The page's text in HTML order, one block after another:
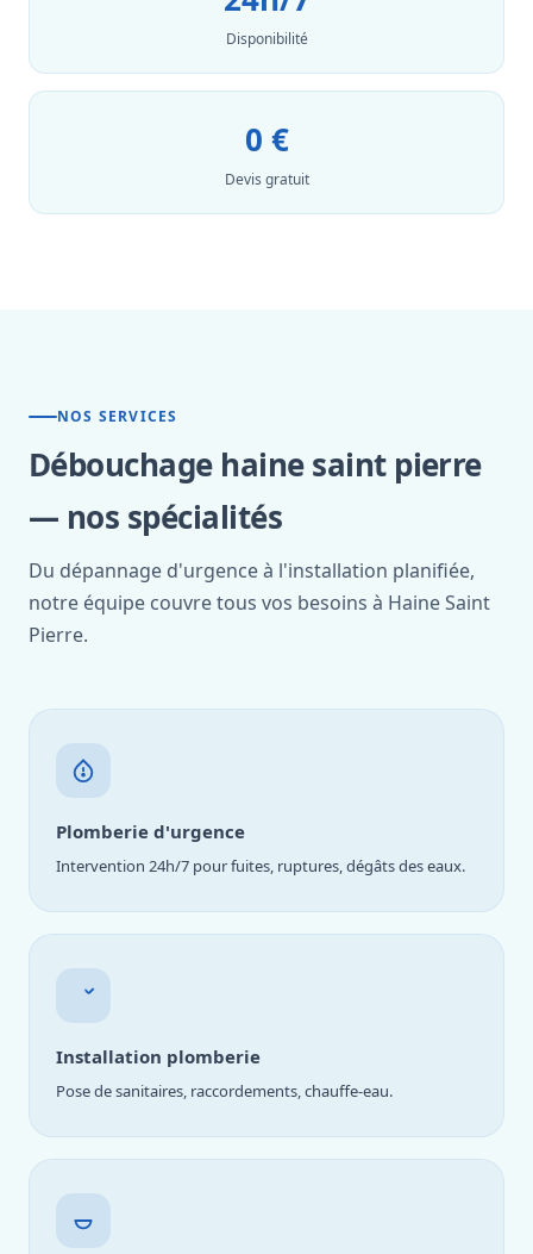
Disponibilité
0 €
Devis gratuit
NOS SERVICES
Débouchage haine saint pierre
— nos spécialités
Du dépannage d'urgence à l'installation planifiée,
notre équipe couvre tous vos besoins à Haine Saint
Pierre.
Plomberie d'urgence
Intervention 24h/7 pour fuites, ruptures, dégâts des eaux.
Installation plomberie
Pose de sanitaires, raccordements, chauffe-eau.